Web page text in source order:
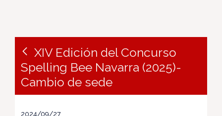
XIV Edición del Concurso
Spelling Bee Navarra (2025)-
Cambio de sede
2024/09/27